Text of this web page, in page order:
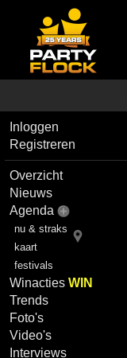
Inloggen
Registreren
Overzicht
Nieuws
Agenda
nu & straks
kaart
festivals
WinactiesWIN
Trends
Foto's
Video's
Interviews